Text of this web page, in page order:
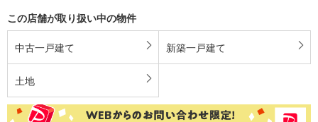
この店舗が取り扱い中の物件
中古一戸建て 新築一戸建て
土地